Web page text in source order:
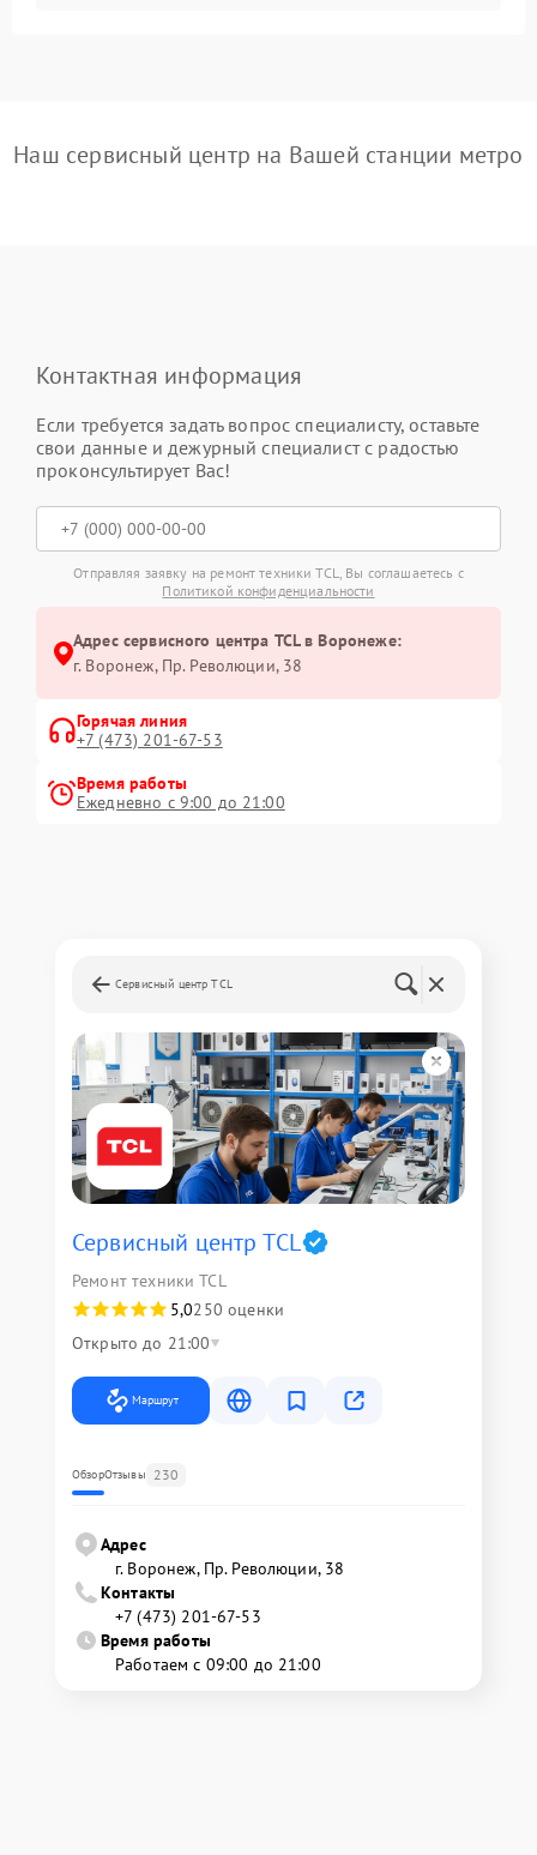
Наш сервисный центр на Вашей станции метро
Контактная информация
Если требуется задать вопрос специалисту, оставьте
свои данные и дежурный специалист с радостью
проконсультирует Вас!
Отправляя заявку на ремонт техники TCL, Вы соглашаетесь с
Политикой конфиденциальности
Адрес сервисного центра TCL в Воронеже:
г. Воронеж, Пр. Революции, 38
Горячая линия
+7 (473) 201-67-53
Время работы
Ежедневно с 9:00 до 21:00
Сервисный центр TCL
Сервисный центр TCL
Ремонт техники TCL
5,0250 оценки
Открыто до 21:00
Маршрут
ОбзорОтзывы 230
Адрес
г. Воронеж, Пр. Революции, 38
Контакты
+7 (473) 201-67-53
Время работы
Работаем с 09:00 до 21:00